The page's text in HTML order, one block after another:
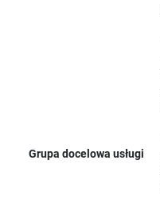
Grupa docelowa usługi